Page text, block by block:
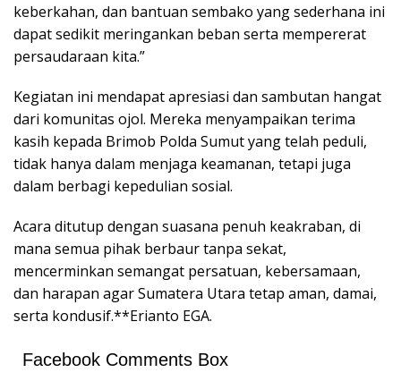
keberkahan, dan bantuan sembako yang sederhana ini
dapat sedikit meringankan beban serta mempererat
persaudaraan kita.”
Kegiatan ini mendapat apresiasi dan sambutan hangat
dari komunitas ojol. Mereka menyampaikan terima
kasih kepada Brimob Polda Sumut yang telah peduli,
tidak hanya dalam menjaga keamanan, tetapi juga
dalam berbagi kepedulian sosial.
Acara ditutup dengan suasana penuh keakraban, di
mana semua pihak berbaur tanpa sekat,
mencerminkan semangat persatuan, kebersamaan,
dan harapan agar Sumatera Utara tetap aman, damai,
serta kondusif.**Erianto EGA.
Facebook Comments Box